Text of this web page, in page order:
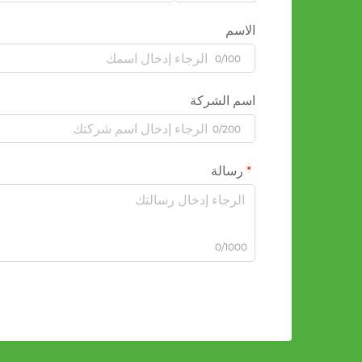
الاسم
0/100
اسم الشركة
0/200
رسالة
0/1000